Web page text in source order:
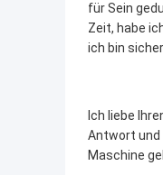
für Sein
Zeit, habe
ich bin
Ich liebe
Antwort und
Maschine